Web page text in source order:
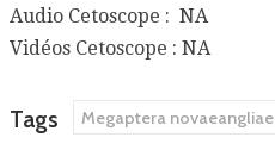
Audio Cetoscope : NA
Vidéos Cetoscope : NA
Tags Megaptera novaeangliae